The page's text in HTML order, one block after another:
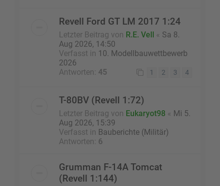
Revell Ford GT LM 2017 1:24
Letzter Beitrag von R.E. Vell « Sa 8.
Aug 2026, 14:50
Verfasst in 10. Modellbauwettbewerb
2026
Antworten: 45 1 2 3 4
T-80BV (Revell 1:72)
Letzter Beitrag von Eukaryot98 « Mi 5.
Aug 2026, 15:39
Verfasst in Bauberichte (Militär)
Antworten: 6
Grumman F-14A Tomcat
(Revell 1:144)